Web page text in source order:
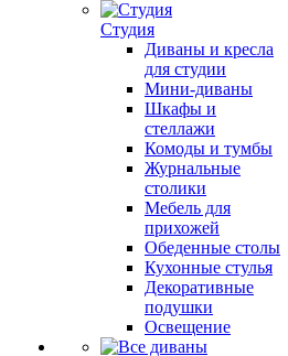
Студия
Диваны и кресла
для студии
Мини-диваны
Шкафы и
стеллажи
Комоды и тумбы
Журнальные
столики
Мебель для
прихожей
Обеденные столы
Кухонные стулья
Декоративные
подушки
Освещение